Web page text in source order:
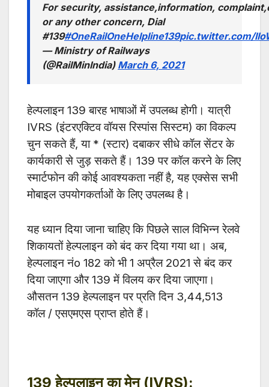
For security, assistance,information,
or any other concern, Dial
#139#OneRailOneHelpline139pic.twitter.com/
— Ministry of Railways
(@RailMinIndia) March 6, 2021
हेल्पलाइन 139 बारह भाषाओं में उपलब्ध होगी। यात्री
IVRS (इंटरएक्टिव वॉयस रिस्पांस सिस्टम) का विकल्प
चुन सकते हैं, या * (स्टार) दबाकर सीधे कॉल सेंटर के
कार्यकारी से जुड़ सकते हैं। 139 पर कॉल करने के लिए
स्मार्टफोन की कोई आवश्यकता नहीं है, यह एक्सेस सभी
मोबाइल उपयोगकर्ताओं के लिए उपलब्ध है।
यह ध्यान दिया जाना चाहिए कि पिछले साल विभिन्न रेलवे
शिकायतों हेल्पलाइन को बंद कर दिया गया था। अब,
हेल्पलाइन नंo 182 को भी 1 अप्रैल 2021 से बंद कर
दिया जाएगा और 139 में विलय कर दिया जाएगा।
औसतन 139 हेल्पलाइन पर प्रति दिन 3,44,513
कॉल / एसएमएस प्राप्त होते हैं।
139 हेल्पलाइन का मेनू (IVRS):